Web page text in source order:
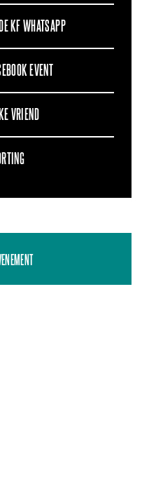
KF WHATSAPP
EVENT
VRIEND